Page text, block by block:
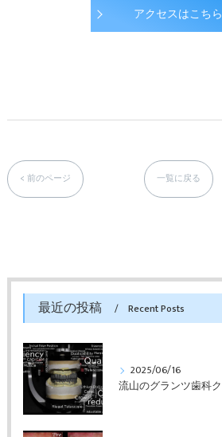
アクセスはこちら
< 前のページ 一覧に戻る
最近の投稿 Recent Posts
2025/06/16